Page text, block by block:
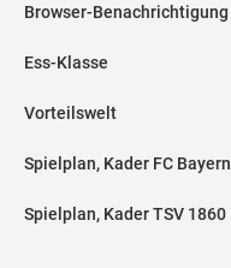
Browser-Benachrichtigung
Ess-Klasse
Vorteilswelt
Spielplan, Kader FC Bayern
Spielplan, Kader TSV 1860